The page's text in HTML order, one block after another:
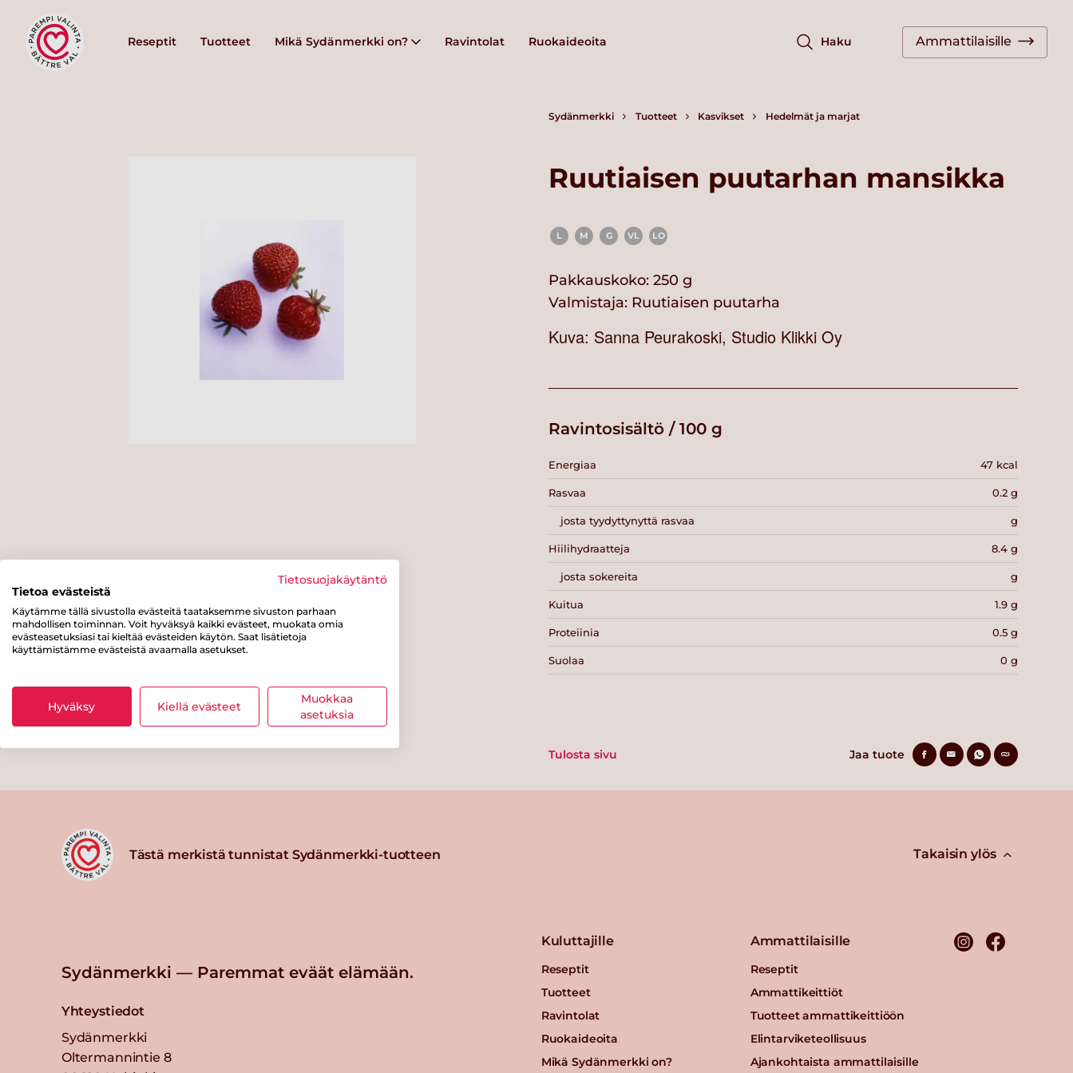
Reseptit Tuotteet Mikä Sydänmerkki on? Ravintolat Ruokaideoita Haku Ammattilaisille
Sydänmerkki Tuotteet Kasvikset Hedelmät ja marjat
Ruutiaisen puutarhan mansikka
L M G VL LO
Pakkauskoko: 250 g
Valmistaja: Ruutiaisen puutarha
Kuva: Sanna Peurakoski, Studio Klikki Oy
Ravintosisältö / 100 g
Energiaa 47 kcal
Rasvaa 0.2 g
josta tyydyttynyttä rasvaa g
Hiilihydraatteja 8.4 g
josta sokereita g
Kuitua 1.9 g
Proteiinia 0.5 g
Suolaa 0 g
Tulosta sivu Jaa tuote
Tästä merkistä tunnistat Sydänmerkki-tuotteen Takaisin ylös
Sydänmerkki — Paremmat eväät elämään.
Yhteystiedot
Sydänmerkki
Oltermannintie 8
Kuluttajille
Reseptit
Tuotteet
Ravintolat
Ruokaideoita
Mikä Sydänmerkki on?
Ammattilaisille
Reseptit
Ammattikeittiöt
Tuotteet ammattikeittiöön
Elintarviketeollisuus
Ajankohtaista ammattilaisille
Tietosuojakäytäntö
Tietoa evästeistä
Käytämme tällä sivustolla evästeitä taataksemme sivuston parhaan
mahdollisen toiminnan. Voit hyväksyä kaikki evästeet, muokata omia
evästeasetuksiasi tai kieltää evästeiden käytön. Saat lisätietoja
käyttämistämme evästeistä avaamalla asetukset.
Hyväksy Kiellä evästeet
Muokkaa
asetuksia